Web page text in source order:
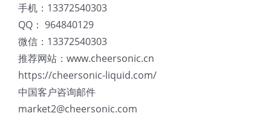
手机：13372540303
QQ： 964840129
微信：13372540303
推荐网站：www.cheersonic.cn
https://cheersonic-liquid.com/
中国客户咨询邮件
market2@cheersonic.com